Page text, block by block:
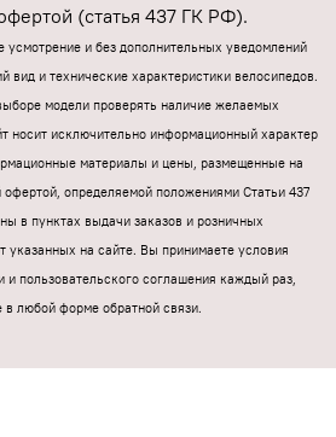
(статья 437 ГК РФ).
усмотрение и без дополнительных уведомлений
вид и технические характеристики велосипедов.
модели проверять наличие желаемых
носит исключительно информационный характер
материалы и цены, размещенные на
определяемой положениями Статьи 437
в пунктах выдачи заказов и розничных
указанных на сайте. Вы принимаете условия
и пользовательского соглашения каждый раз,
в любой форме обратной связи.